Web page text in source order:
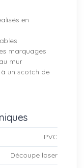
en
marquages
mur
un scotch de
PVC
Découpe laser